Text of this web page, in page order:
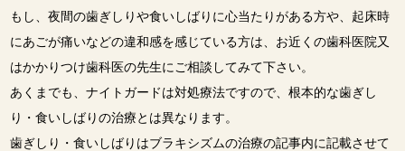
もし、夜間の歯ぎしりや食いしばりに心当たりがある方や、起床時
にあごが痛いなどの違和感を感じている方は、お近くの歯科医院又
はかかりつけ歯科医の先生にご相談してみて下さい。
あくまでも、ナイトガードは対処療法ですので、根本的な歯ぎし
り・食いしばりの治療とは異なります。
歯ぎしり・食いしばりはブラキシズムの治療の記事内に記載させて